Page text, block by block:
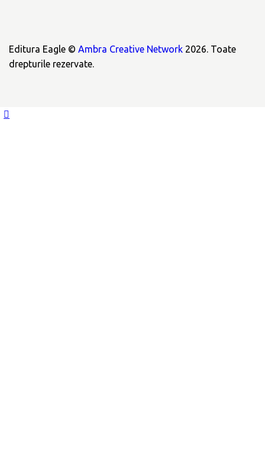
Editura Eagle © Ambra Creative Network 2026. Toate
drepturile rezervate.